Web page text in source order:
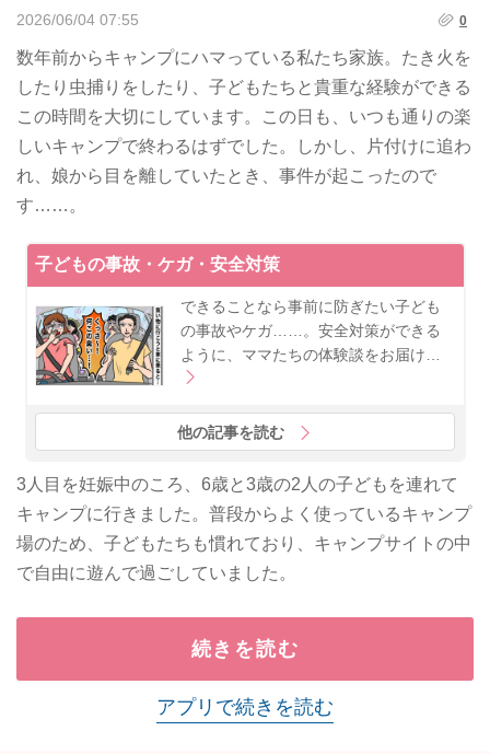
2026/06/04 07:55 0
数年前からキャンプにハマっている私たち家族。たき火を
したり虫捕りをしたり、子どもたちと貴重な経験ができる
この時間を大切にしています。この日も、いつも通りの楽
しいキャンプで終わるはずでした。しかし、片付けに追わ
れ、娘から目を離していたとき、事件が起こったので
す……。
子どもの事故・ケガ・安全対策
できることなら事前に防ぎたい子ども
の事故やケガ……。安全対策ができる
ように、ママたちの体験談をお届け…
他の記事を読む
3人目を妊娠中のころ、6歳と3歳の2人の子どもを連れて
キャンプに行きました。普段からよく使っているキャンプ
場のため、子どもたちも慣れており、キャンプサイトの中
で自由に遊んで過ごしていました。
続きを読む
アプリで続きを読む